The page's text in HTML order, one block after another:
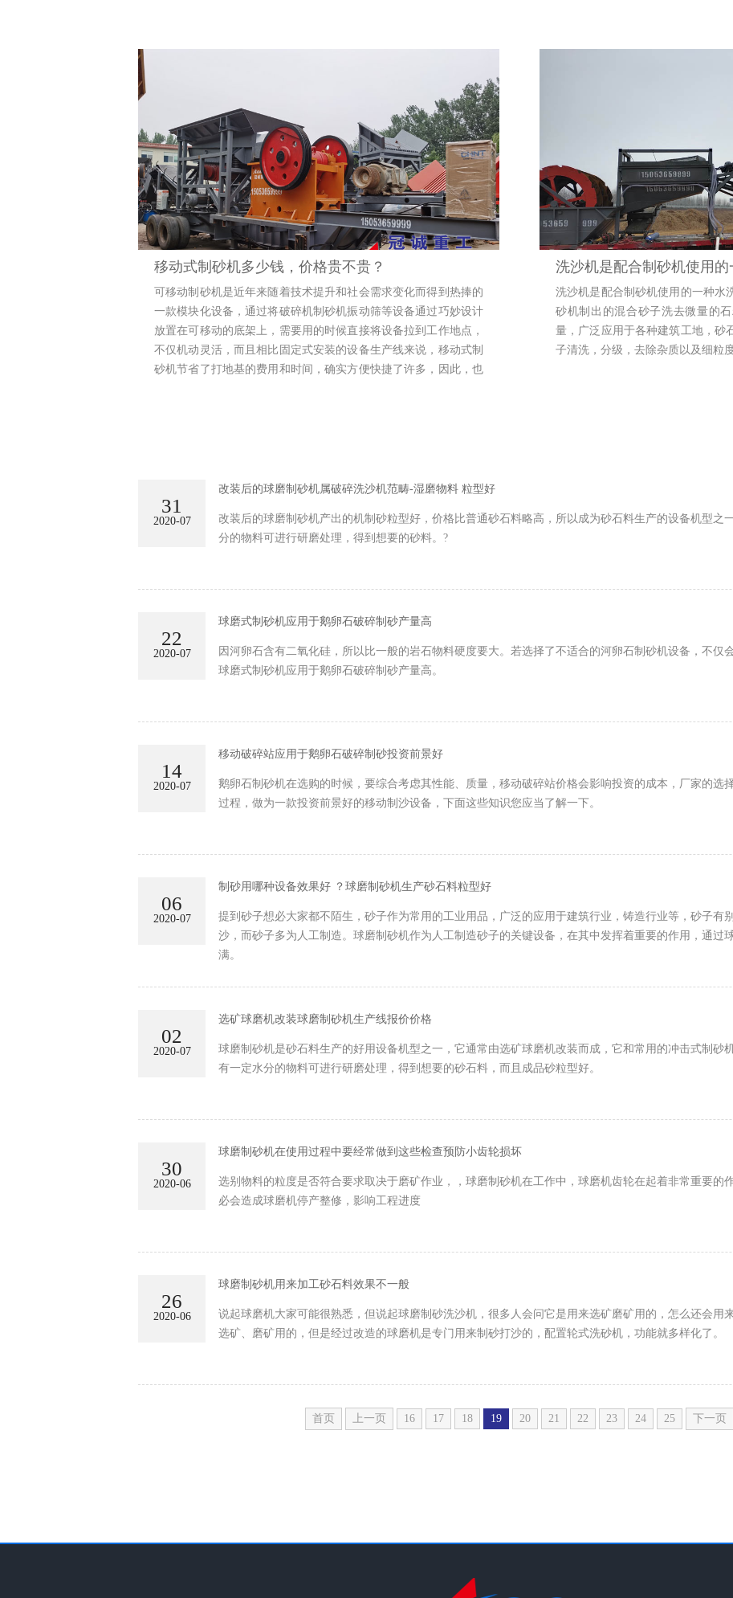
移动式制砂机多少钱，价格贵不贵？
可移动制砂机是近年来随着技术提升和社会需求变化而得到热捧的
一款模块化设备，通过将破碎机制砂机振动筛等设备通过巧妙设计
放置在可移动的底架上，需要用的时候直接将设备拉到工作地点，
不仅机动灵活，而且相比固定式安装的设备生产线来说，移动式制
砂机节省了打地基的费用和时间，确实方便快捷了许多，因此，也
洗沙机是配合制砂机使用
洗沙机是配合制砂机使用的一种水
砂机制出的混合砂子洗去微量的
量，广泛应用于各种建筑工地，砂
子清洗，分级，去除杂质以及细粒
31
2020-07
改装后的球磨制砂机属破碎洗沙机范畴-湿磨物料 粒型好
改装后的球磨制砂机产出的机制砂粒型好，价格比普通砂石料略高，所以成为砂石料生产的设备机型之
分的物料可进行研磨处理，得到想要的砂料。?
22
2020-07
球磨式制砂机应用于鹅卵石破碎制砂产量高
因河卵石含有二氧化硅，所以比一般的岩石物料硬度要大。若选择了不适合的河卵石制砂机设备，不仅
球磨式制砂机应用于鹅卵石破碎制砂产量高。
14
2020-07
移动破碎站应用于鹅卵石破碎制砂投资前景好
鹅卵石制砂机在选购的时候，要综合考虑其性能、质量，移动破碎站价格会影响投资的成本，厂家的选
过程，做为一款投资前景好的移动制沙设备，下面这些知识您应当了解一下。
06
2020-07
制砂用哪种设备效果好 ？球磨制砂机生产砂石料粒型好
提到砂子想必大家都不陌生，砂子作为常用的工业用品，广泛的应用于建筑行业，铸造行业等，砂子有
沙，而砂子多为人工制造。球磨制砂机作为人工制造砂子的关键设备，在其中发挥着重要的作用，通过
满。
02
2020-07
选矿球磨机改装球磨制砂机生产线报价价格
球磨制砂机是砂石料生产的好用设备机型之一，它通常由选矿球磨机改装而成，它和常用的冲击式制砂
有一定水分的物料可进行研磨处理，得到想要的砂石料，而且成品砂粒型好。
30
2020-06
球磨制砂机在使用过程中要经常做到这些检查预防小齿轮损坏
选别物料的粒度是否符合要求取决于磨矿作业，，球磨制砂机在工作中，球磨机齿轮在起着非常重要的
必会造成球磨机停产整修，影响工程进度
26
2020-06
球磨制砂机用来加工砂石料效果不一般
说起球磨机大家可能很熟悉，但说起球磨制砂洗沙机，很多人会问它是用来选矿磨矿用的，怎么还会用
选矿、磨矿用的，但是经过改造的球磨机是专门用来制砂打沙的，配置轮式洗砂机，功能就多样化了。
首页 上一页 16 17 18 19 20 21 22 23 24 25 下一页